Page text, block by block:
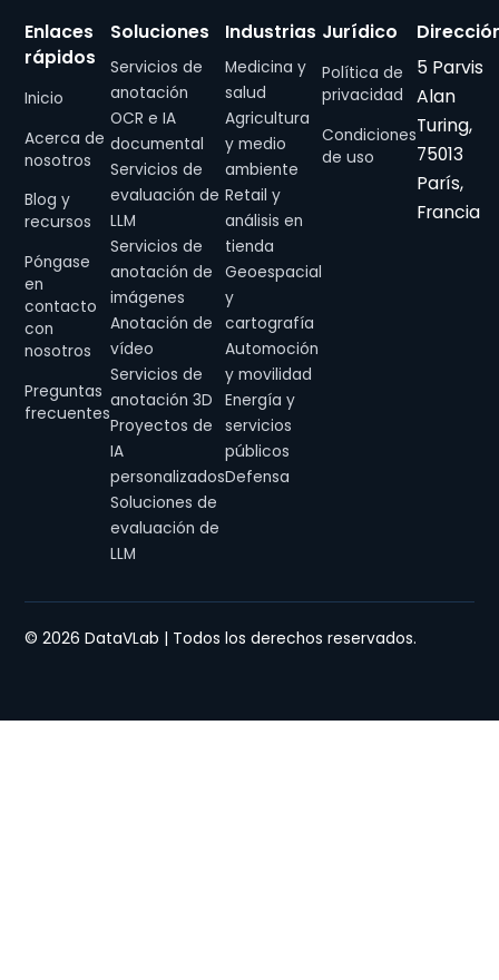
Enlaces
rápidos
Inicio
Acerca de
nosotros
Blog y
recursos
Póngase
en
contacto
con
nosotros
Preguntas
frecuentes
Soluciones
Servicios de
anotación
OCR e IA
documental
Servicios de
evaluación de
LLM
Servicios de
anotación de
imágenes
Anotación de
vídeo
Servicios de
anotación 3D
Proyectos de
IA
personalizados
Soluciones de
evaluación de
LLM
Industrias
Medicina y
salud
Agricultura
y medio
ambiente
Retail y
análisis en
tienda
Geoespacial
y
cartografía
Automoción
y movilidad
Energía y
servicios
públicos
Defensa
Jurídico
Política de
privacidad
Condiciones
de uso
5 Parvis
Alan
Turing,
75013
París,
Francia
© 2026 DataVLab | Todos los derechos reservados.